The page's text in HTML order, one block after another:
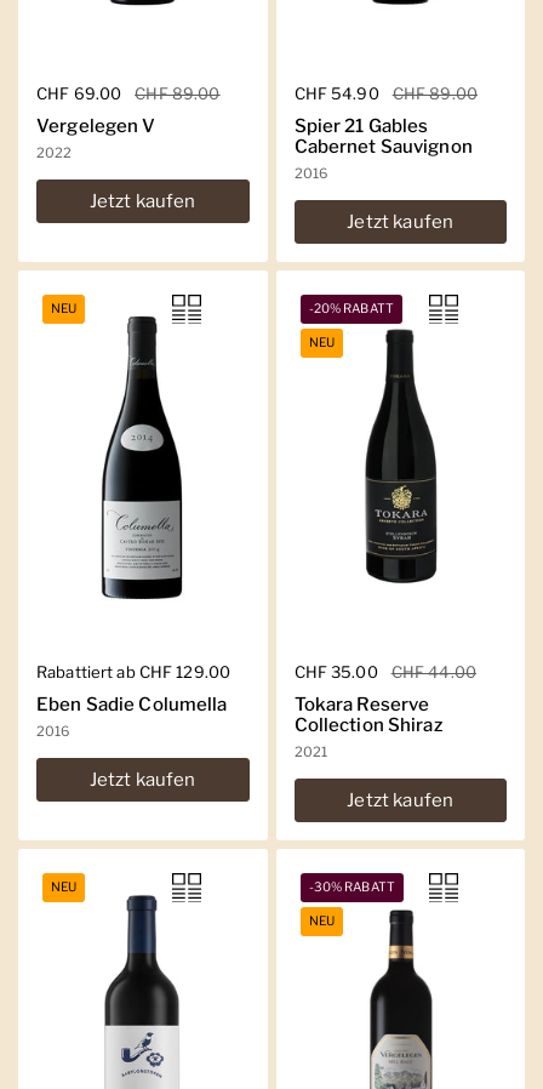
Regulärer Preis
CHF 69.00 Sale-Preis
CHF 89.00
Vergelegen V
2022
Jetzt kaufen
Regulärer Preis
CHF 54.90 Sale-Preis
CHF 89.00
Spier 21 Gables
Cabernet Sauvignon
2016
Jetzt kaufen
Regulärer Preis
Rabattiert ab CHF 129.00
Eben Sadie Columella
2016
Jetzt kaufen
NEU
Regulärer Preis
CHF 35.00 Sale-Preis
CHF 44.00
Tokara Reserve
Collection Shiraz
2021
Jetzt kaufen
-20% RABATT
NEU
NEU -30% RABATT
NEU